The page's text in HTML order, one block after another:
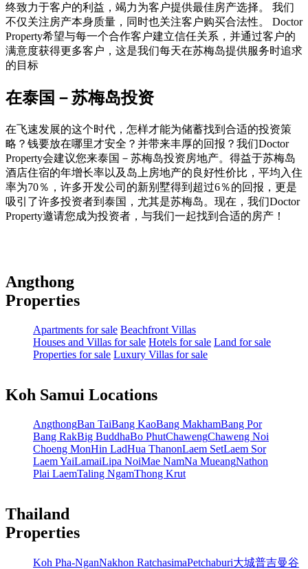
终致力于客户的利益，竭力为客户提供最佳房产选择。 我们
不仅关注房产本身质量，同时也关注客户购买合法性。 Doctor
Property希望与每一个合作客户建立信任关系，并通过客户的
满意度获得更多客户，这是我们每天在苏梅岛提供服务时追求
的目标
在泰国－苏梅岛投资
在飞速发展的这个时代，怎样才能为储蓄找到合适的投资策
略？钱要放在哪里才安全？并带来丰厚的回报？我们Doctor
Property会建议您来泰国－苏梅岛投资房地产。得益于苏梅岛
酒店住宿的年增长率以及岛上房地产的良好性价比，平均入住
率为70％，许多开发公司的新别墅得到超过6％的回报，更是
吸引了许多投资者到泰国，尤其是苏梅岛。现在，我们Doctor
Property邀请您成为投资者，与我们一起找到合适的房产！
Angthong
Properties
Apartments for sale Beachfront Villas
Houses and Villas for sale Hotels for sale Land for sale
Properties for sale Luxury Villas for sale
Koh Samui Locations
AngthongBan TaiBang KaoBang MakhamBang Por
Bang RakBig BuddhaBo PhutChawengChaweng Noi
Choeng MonHin LadHua ThanonLaem SetLaem Sor
Laem YaiLamaiLipa NoiMae NamNa MueangNathon
Plai LaemTaling NgamThong Krut
Thailand
Properties
Koh Pha-NganNakhon RatchasimaPetchaburi大城普吉曼谷